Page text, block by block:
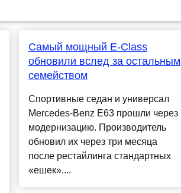
Самый мощный E-Class
обновили вслед за остальным
семейством
Спортивные седан и универсал
Mercedes-Benz E63 прошли через
модернизацию. Производитель
обновил их через три месяца
после рестайлинга стандартных
«ешек»....